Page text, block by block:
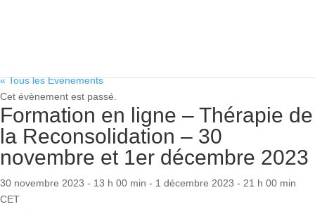
« Tous les Évènements
Cet évènement est passé.
Formation en ligne – Thérapie de
la Reconsolidation – 30
novembre et 1er décembre 2023
30 novembre 2023 - 13 h 00 min - 1 décembre 2023 - 21 h 00 min
CET